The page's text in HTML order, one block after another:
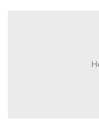
380. Недалеко до
Пешком можно дойти